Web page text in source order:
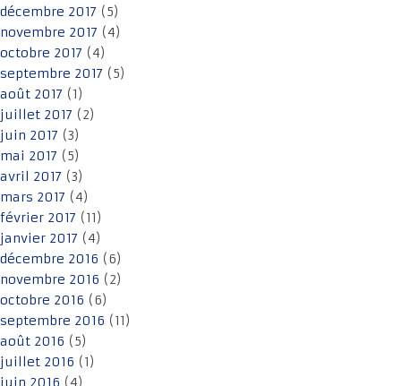
décembre 2017 (5)
novembre 2017 (4)
octobre 2017 (4)
septembre 2017 (5)
août 2017 (1)
juillet 2017 (2)
juin 2017 (3)
mai 2017 (5)
avril 2017 (3)
mars 2017 (4)
février 2017 (11)
janvier 2017 (4)
décembre 2016 (6)
novembre 2016 (2)
octobre 2016 (6)
septembre 2016 (11)
août 2016 (5)
juillet 2016 (1)
juin 2016 (4)